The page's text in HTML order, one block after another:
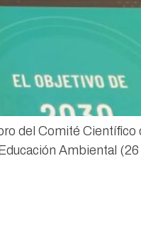
del Comité Científico
Ambiental